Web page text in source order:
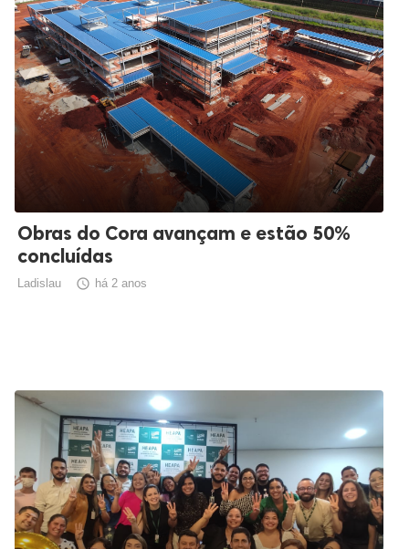
Obras do Cora avançam e estão 50%
concluídas
Ladislau  há 2 anos